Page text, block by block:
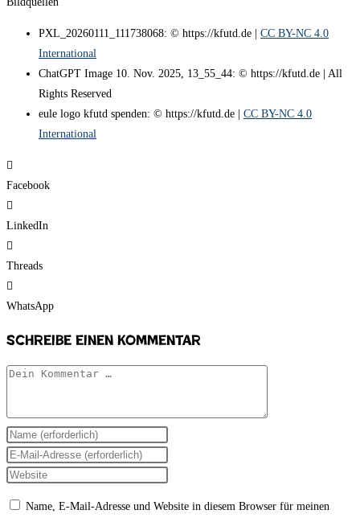
PXL_20260111_111738068: © https://kfutd.de | CC BY-NC 4.0
International
ChatGPT Image 10. Nov. 2025, 13_55_44: © https://kfutd.de | All
Rights Reserved
eule logo kfutd spenden: © https://kfutd.de | CC BY-NC 4.0
International
Facebook
LinkedIn
Threads
WhatsApp
Schreibe einen Kommentar
Kommentar
Gib
deinen
Namen
Benutzernamen
Gib
deine
Gib
Name, E-Mail-Adresse und Website in diesem Browser für meinen